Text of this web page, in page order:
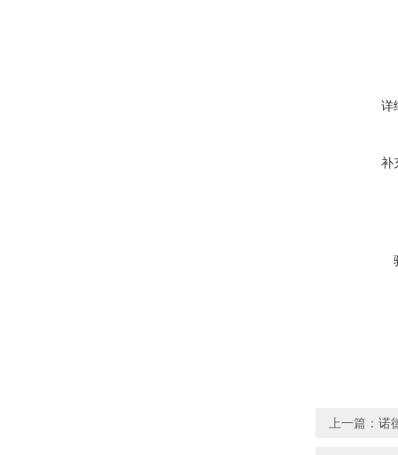
详
补
上一篇： 诺